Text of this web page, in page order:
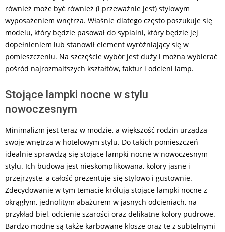
również może być również (i przeważnie jest) stylowym
wyposażeniem wnętrza. Właśnie dlatego często poszukuje się
modelu, który będzie pasował do sypialni, który będzie jej
dopełnieniem lub stanowił element wyróżniający się w
pomieszczeniu. Na szczęście wybór jest duży i można wybierać
pośród najrozmaitszych kształtów, faktur i odcieni lamp.
Stojące lampki nocne w stylu
nowoczesnym
Minimalizm jest teraz w modzie, a większość rodzin urządza
swoje wnętrza w hotelowym stylu. Do takich pomieszczeń
idealnie sprawdzą się stojące lampki nocne w nowoczesnym
stylu. Ich budowa jest nieskomplikowana, kolory jasne i
przejrzyste, a całość prezentuje się stylowo i gustownie.
Zdecydowanie w tym temacie królują stojące lampki nocne z
okrągłym, jednolitym abażurem w jasnych odcieniach, na
przykład biel, odcienie szarości oraz delikatne kolory pudrowe.
Bardzo modne są także karbowane klosze oraz te z subtelnymi